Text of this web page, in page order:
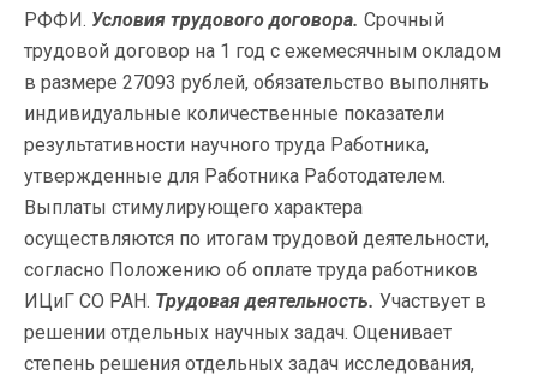
РФФИ. Условия трудового договора. Срочный
трудовой договор на 1 год с ежемесячным окладом
в размере 27093 рублей, обязательство выполнять
индивидуальные количественные показатели
результативности научного труда Работника,
утвержденные для Работника Работодателем.
Выплаты стимулирующего характера
осуществляются по итогам трудовой деятельности,
согласно Положению об оплате труда работников
ИЦиГ СО РАН. Трудовая деятельность. Участвует в
решении отдельных научных задач. Оценивает
степень решения отдельных задач исследования,